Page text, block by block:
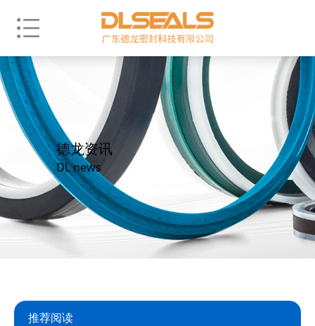
德龙资讯
DL news
推荐阅读